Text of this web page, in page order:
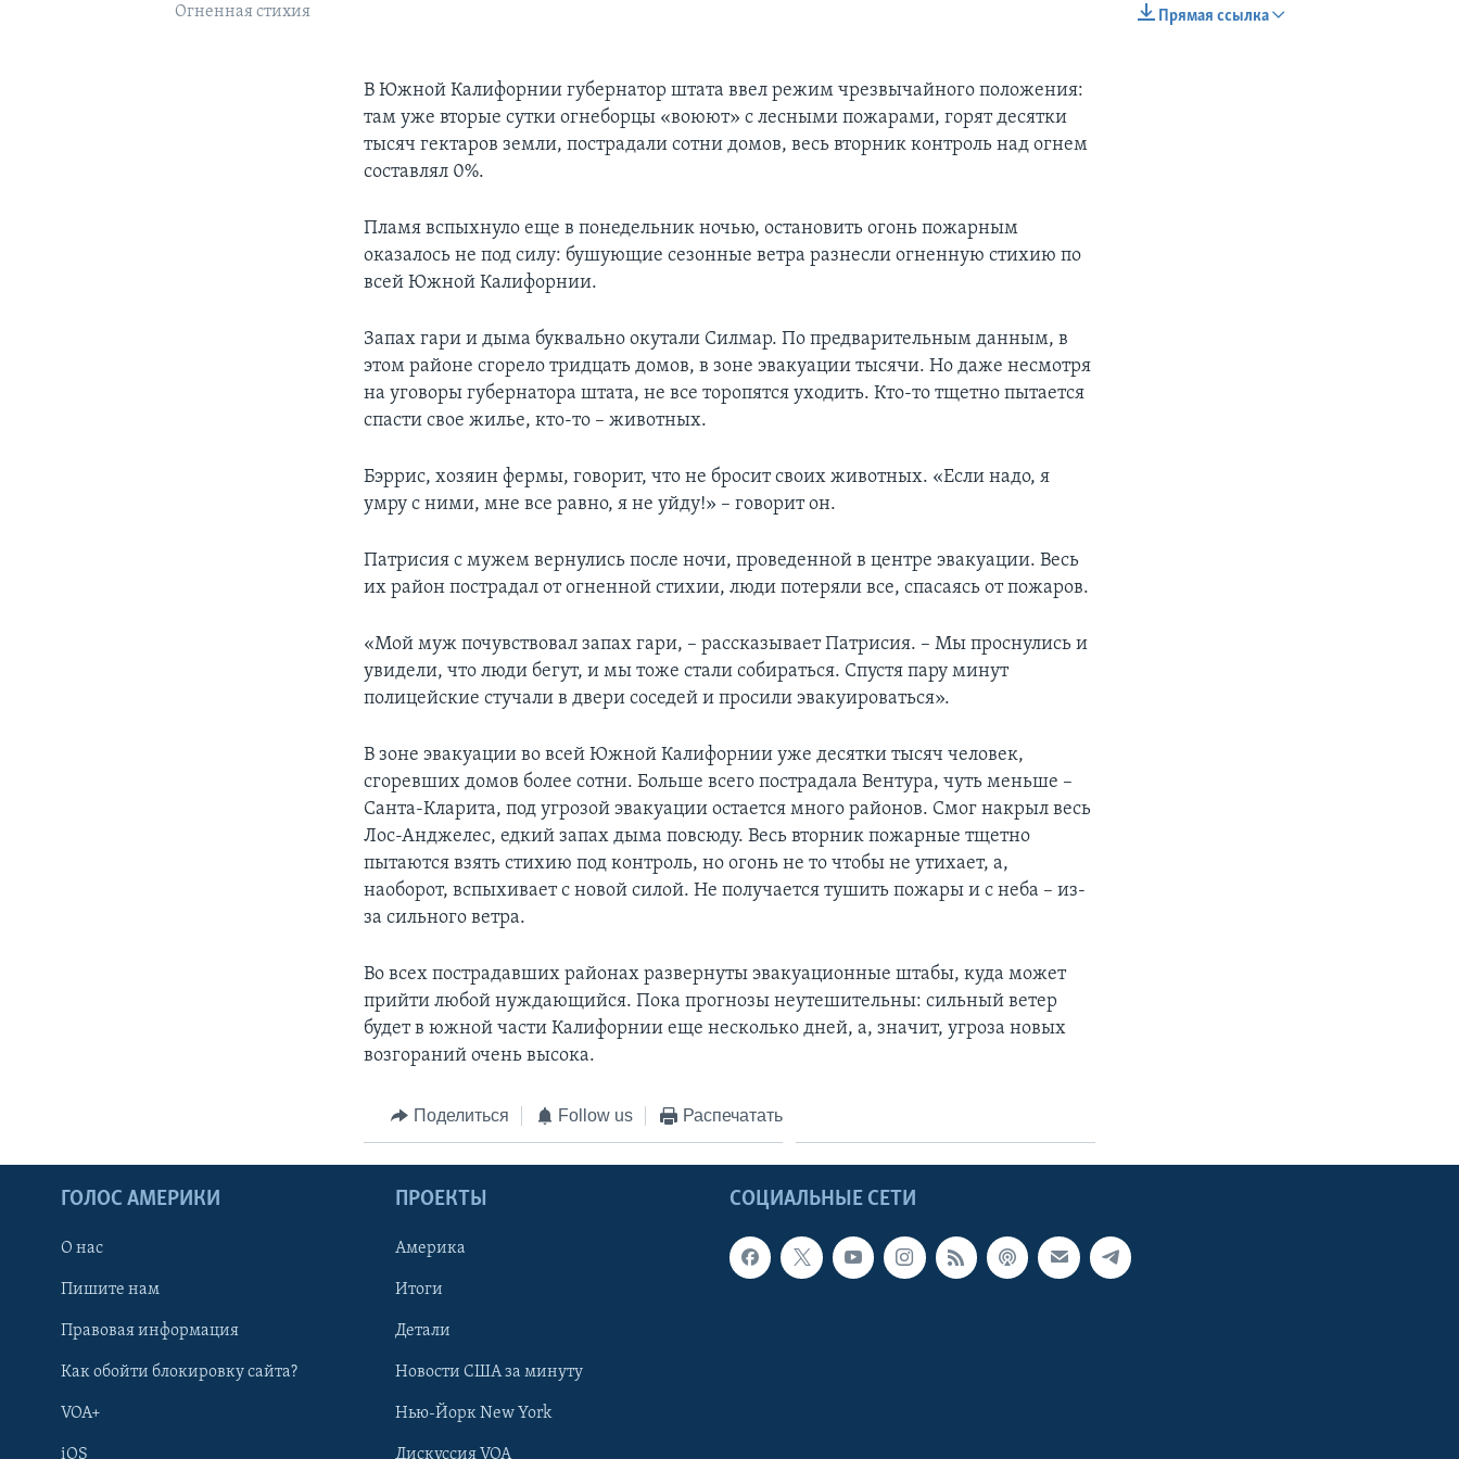
Прямая ссылка
Огненная стихия
В Южной Калифорнии губернатор штата ввел режим чрезвычайного положения:
там уже вторые сутки огнеборцы «воюют» с лесными пожарами, горят десятки
тысяч гектаров земли, пострадали сотни домов, весь вторник контроль над огнем
составлял 0%.
Пламя вспыхнуло еще в понедельник ночью, остановить огонь пожарным
оказалось не под силу: бушующие сезонные ветра разнесли огненную стихию по
всей Южной Калифорнии.
Запах гари и дыма буквально окутали Силмар. По предварительным данным, в
этом районе сгорело тридцать домов, в зоне эвакуации тысячи. Но даже несмотря
на уговоры губернатора штата, не все торопятся уходить. Кто-то тщетно пытается
спасти свое жилье, кто-то – животных.
Бэррис, хозяин фермы, говорит, что не бросит своих животных. «Если надо, я
умру с ними, мне все равно, я не уйду!» – говорит он.
Патрисия с мужем вернулись после ночи, проведенной в центре эвакуации. Весь
их район пострадал от огненной стихии, люди потеряли все, спасаясь от пожаров.
«Мой муж почувствовал запах гари, – рассказывает Патрисия. – Мы проснулись и
увидели, что люди бегут, и мы тоже стали собираться. Спустя пару минут
полицейские стучали в двери соседей и просили эвакуироваться».
В зоне эвакуации во всей Южной Калифорнии уже десятки тысяч человек,
сгоревших домов более сотни. Больше всего пострадала Вентура, чуть меньше –
Санта-Кларита, под угрозой эвакуации остается много районов. Смог накрыл весь
Лос-Анджелес, едкий запах дыма повсюду. Весь вторник пожарные тщетно
пытаются взять стихию под контроль, но огонь не то чтобы не утихает, а,
наоборот, вспыхивает с новой силой. Не получается тушить пожары и с неба – из-
за сильного ветра.
Во всех пострадавших районах развернуты эвакуационные штабы, куда может
прийти любой нуждающийся. Пока прогнозы неутешительны: сильный ветер
будет в южной части Калифорнии еще несколько дней, а, значит, угроза новых
возгораний очень высока.
Поделиться Follow us Распечатать
СОЦИАЛЬНЫЕ СЕТИ
ГОЛОС АМЕРИКИ
О нас
Пишите нам
Правовая информация
Как обойти блокировку сайта?
VOA+
iOS
ПРОЕКТЫ
Америка
Итоги
Детали
Новости США за минуту
Нью-Йорк New York
Дискуссия VOA